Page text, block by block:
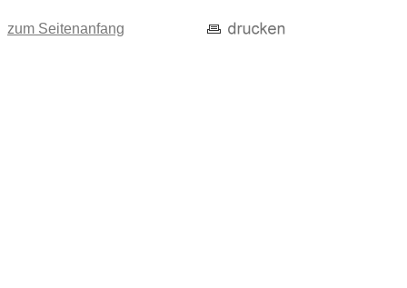
zum Seitenanfang